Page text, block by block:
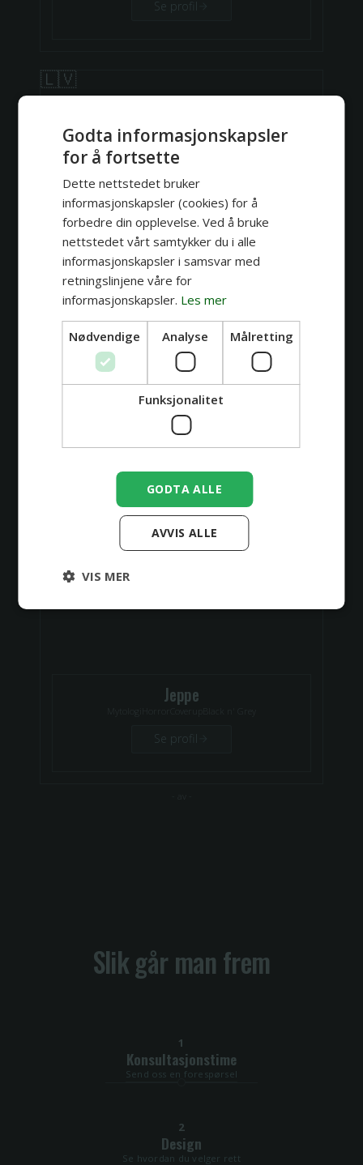
Se profil
🇱🇻
Eddy
Black n' Grey RealismeSurrealismeCartoon
Se profil
🇳🇴
Jeppe
Se profil
Slik går man frem
1
Konsultasjonstime
Send oss en forespørsel
2
Design
Se hvordan du velger rett
Godta informasjonskapsler
for å fortsette
Dette nettstedet bruker
informasjonskapsler (cookies) for å
forbedre din opplevelse. Ved å bruke
nettstedet vårt samtykker du i alle
informasjonskapsler i samsvar med
retningslinjene våre for
informasjonskapsler. Les mer
Nødvendige Analyse Målretting
Funksjonalitet
GODTA ALLE
AVVIS ALLE
VIS MER